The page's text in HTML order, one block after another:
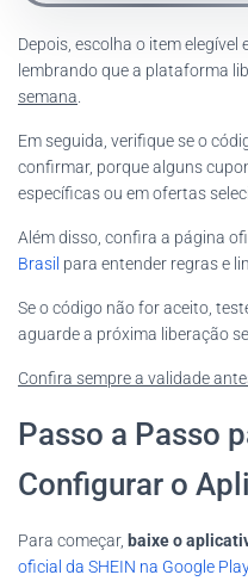
Depois, escolha o item elegível
lembrando que a plataforma
semana
Em seguida, verifique se o
confirmar, porque alguns
específicas ou em ofertas
Além disso, confira a página
Brasil para entender regras e
Se o código não for aceito,
aguarde a próxima liberação
Confira sempre a validade
Passo a Passo
Configurar o
Para começar, baixe o
oficial da SHEIN na Google Play